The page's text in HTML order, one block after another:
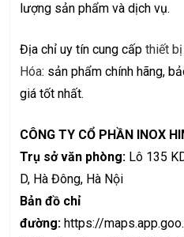
lượng sản phẩm và dịch vụ.
Địa chỉ uy tín cung cấp thiết
Hóa: sản phẩm chính hãng,
giá tốt nhất.
CÔNG TY CỔ PHẦN INOX
Trụ sở văn phòng: Lô 135
D, Hà Đông, Hà Nội
Bản đồ chỉ
đường: https://